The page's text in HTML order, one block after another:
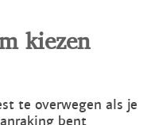
kiezen
te overwegen als je
bent